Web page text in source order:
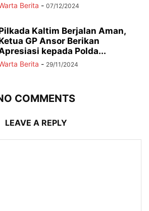
Berita - 07/12/2024
Kaltim Berjalan Aman,
GP Ansor Berikan
kepada Polda...
Berita - 29/11/2024
COMMENTS
LEAVE A REPLY